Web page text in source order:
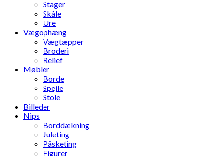
Stager
Skåle
Ure
Vægophæng
Vægtæpper
Broderi
Relief
Møbler
Borde
Spejle
Stole
Billeder
Nips
Borddækning
Juleting
Påsketing
Figurer